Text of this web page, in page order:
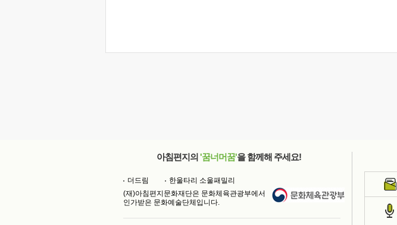
아침편지의 '꿈너머꿈'을 함께해 주세요!
더드림
한울타리 소울패밀리
(재)아침편지문화재단은 문화체육관광부에서
인가받은 문화예술단체입니다.